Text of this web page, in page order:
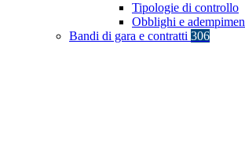
Tipologie di controllo
Obblighi e
Bandi di gara e contratti 306